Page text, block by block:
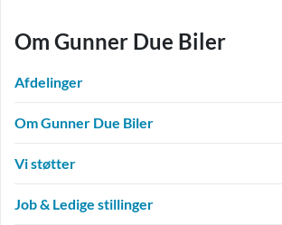
Om Gunner Due Biler
Afdelinger
Om Gunner Due Biler
Vi støtter
Job & Ledige stillinger